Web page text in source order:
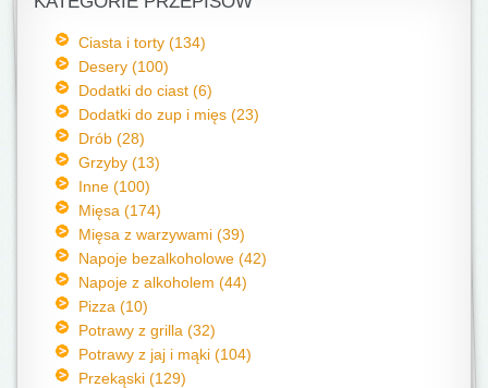
Ciasta i torty (134)
Desery (100)
Dodatki do ciast (6)
Dodatki do zup i mięs (23)
Drób (28)
Grzyby (13)
Inne (100)
Mięsa (174)
Mięsa z warzywami (39)
Napoje bezalkoholowe (42)
Napoje z alkoholem (44)
Pizza (10)
Potrawy z grilla (32)
Potrawy z jaj i mąki (104)
Przekąski (129)